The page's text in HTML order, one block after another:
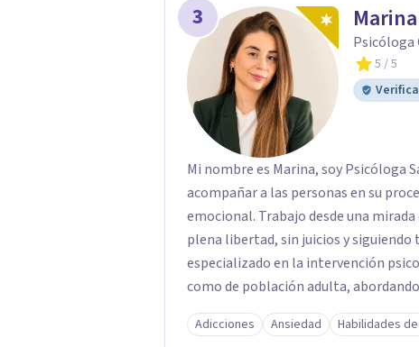
ofrezco una atención completa,
hacia tu bienestar. No esperes más
contacto conmigo y comienza tu
3
Psicóloga
5 / 5
Mi nombre es Marina, soy Psicóloga
acompañar a las personas en su
emocional. Trabajo desde una
plena libertad, sin juicios y
especializado en la intervención
como de población adulta,
perspectiva integral y adaptada a
terapéutico como único, adaptando
Adicciones Ansiedad Habilidades